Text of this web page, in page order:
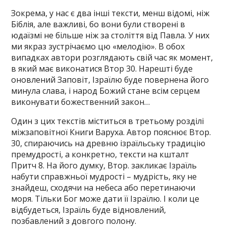
Зокрема, у нас є два інші тексти, менш відомі, ніж
Біблія, але важливі, бо вони були створені в
юдаїзмі не більше ніж за століття від Павла. У них
ми якраз зустрічаємо цю «мелодію». В обох
випадках автори розглядають свій час як момент,
в який має виконатися Втор 30. Нарешті буде
оновлений Заповіт, Ізраїлю буде повернена його
минула слава, і народ Божий стане всім серцем
виконувати божественний закон…
Один з цих текстів міститься в третьому розділі
міжзаповітної Книги Варуха. Автор пояснює Втор.
30, спираючись на древню ізраїльську традицію
премудрості, а конкретно, тексти на кшталт
Притч 8. На його думку, Втор. закликає Ізраїль
набути справжньої мудрості – мудрість, яку не
знайдеш, сходячи на небеса або перетинаючи
моря. Тільки Бог може дати її Ізраїлю. І коли це
відбудеться, Ізраїль буде відновлений,
позбавлений з довгого полону.